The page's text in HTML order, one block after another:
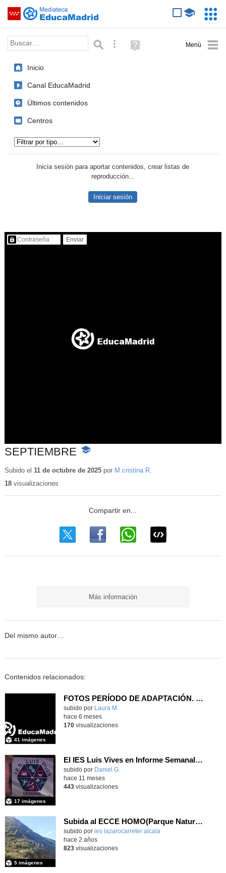
Saltar navegación
Palabra o frase: Búsqueda avanzada
Ayuda
(en
Inicio
Canal EducaMadrid
Últimos contenidos
Centros
Inicia sesión para aportar contenidos, crear listas de
reproducción...
Iniciar sesión
Contenido protegido…
SEPTIEMBRE
-
educativo
Subido el 11 de octubre de 2025por M.cristina R.
18visualizaciones
Más información
Del mismo autor…
Contenidos relacionados:
FOTOS PERÍODO DE ADAPTACIÓN. CURSO 25/26
Contenido educativo.
subido por Laura M.
41 imágenes
hace 6 meses
170visualizaciones
El IES Luis Vives en Informe Semanal: FP, pasaporte al empleo
subido por Daniel G.
17 imágenes
hace 11 meses
443visualizaciones
Subida al ECCE HOMO(Parque Natural de los Cerros)-27 septiembre 2024_1º ESO
Contenido educativo.
subido por ies lazarocarreter alcala
5 imágenes
hace 2 años
823visualizaciones